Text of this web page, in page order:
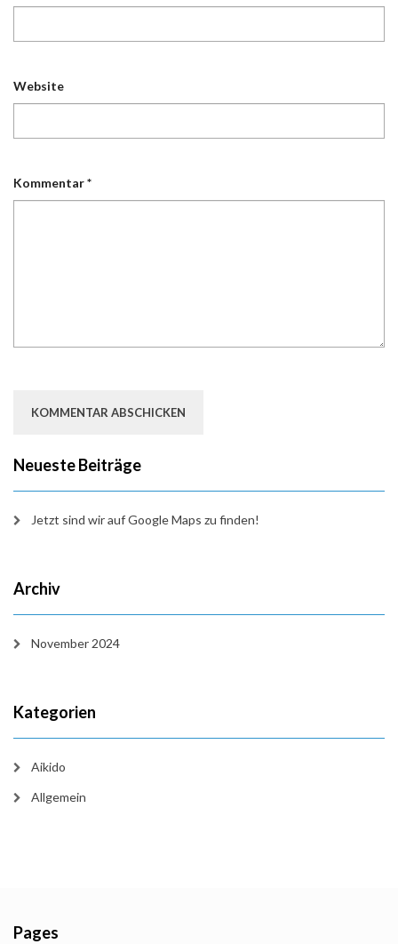
Website
Kommentar*
Neueste Beiträge
Jetzt sind wir auf Google Maps zu finden!
Archiv
November 2024
Kategorien
Aikido
Allgemein
Pages